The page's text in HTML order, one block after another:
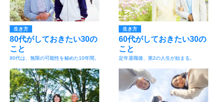
生き方
80代がしておきたい30の
こと
80代は、無限の可能性を秘めた10年間。
生き方
60代がしておきたい30の
こと
定年退職後、第2の人生が始まる。